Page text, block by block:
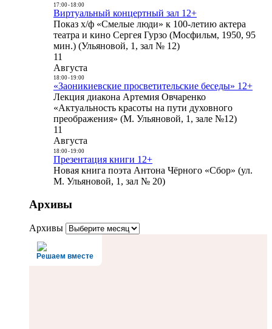
17:00- 18:00
Виртуальный концертный зал 12+
Показ х/ф «Смелые люди» к 100-летию актера
театра и кино Сергея Гурзо (Мосфильм, 1950, 95
мин.) (Ульяновой, 1, зал № 12)
11
Августа
18:00- 19:00
«Заоникиевские просветительские беседы» 12+
Лекция диакона Артемия Овчаренко
«Актуальность красоты на пути духовного
преображения» (М. Ульяновой, 1, зале №12)
11
Августа
18:00- 19:00
Презентация книги 12+
Новая книга поэта Антона Чёрного «Сбор» (ул.
М. Ульяновой, 1, зал № 20)
Архивы
Архивы
Решаем вместе